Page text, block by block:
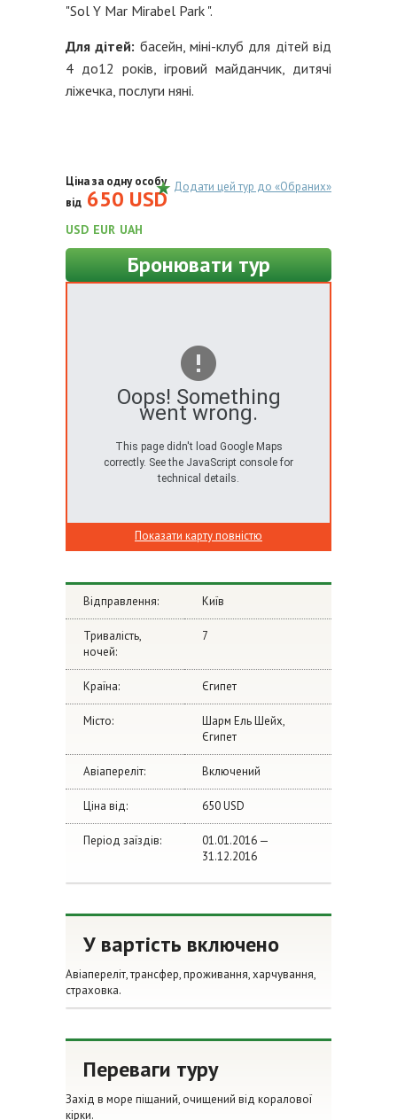
"Sol Y Mar Mirabel Park ".
Для дітей: басейн, міні-клуб для дітей від
4 до12 років, ігровий майданчик, дитячі
ліжечка, послуги няні.
Ціна за одну особу
від 650 USD
USD EUR UAH
Бронювати тур
Додати цей тур до «Обраних»
Oops! Something
went wrong.
This page didn't load Google Maps
correctly. See the JavaScript console for
technical details.
Показати карту повністю
Відправлення: Київ
Тривалість,
ночей:
7
Країна: Єгипет
Місто:
Шарм Ель Шейх,
Єгипет
Авіапереліт: Включений
Ціна від: 650 USD
Період заїздів:
01.01.2016 —
31.12.2016
У вартість включено
Авіапереліт, трансфер, проживання, харчування,
страховка.
Переваги туру
Захід в море піщаний, очищений від коралової
кірки.